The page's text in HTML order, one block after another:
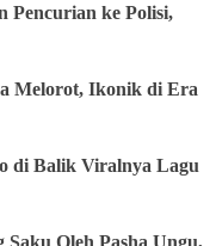
Pencurian ke Polisi,
Melorot, Ikonik di Era
di Balik Viralnya Lagu
Oleh Pasha Ungu,